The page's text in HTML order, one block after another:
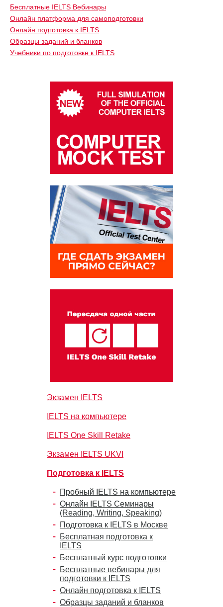
Бесплатные IELTS Вебинары
Онлайн платформа для самоподготовки
Онлайн подготовка к IELTS
Образцы заданий и бланков
Учебники по подготовке к IELTS
Экзамен IELTS
IELTS на компьютере
IELTS One Skill Retake
Экзамен IELTS UKVI
Подготовка к IELTS
Пробный IELTS на компьютере
Онлайн IELTS Семинары
(Reading, Writing, Speaking)
Подготовка к IELTS в Москве
Бесплатная подготовка к
IELTS
Бесплатный курс подготовки
Бесплатные вебинары для
подготовки к IELTS
Онлайн подготовка к IELTS
Образцы заданий и бланков